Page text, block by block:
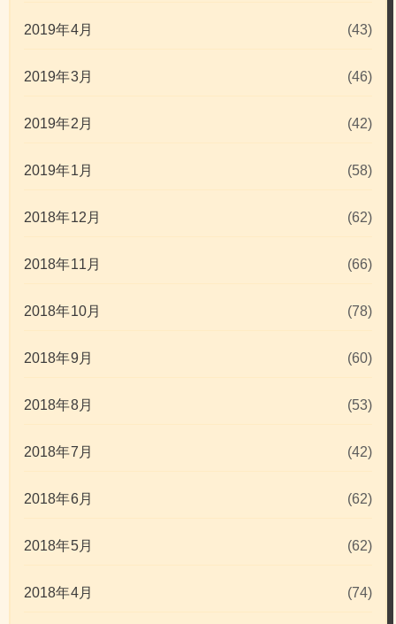
2019年4月 (43)
2019年3月 (46)
2019年2月 (42)
2019年1月 (58)
2018年12月 (62)
2018年11月 (66)
2018年10月 (78)
2018年9月 (60)
2018年8月 (53)
2018年7月 (42)
2018年6月 (62)
2018年5月 (62)
2018年4月 (74)